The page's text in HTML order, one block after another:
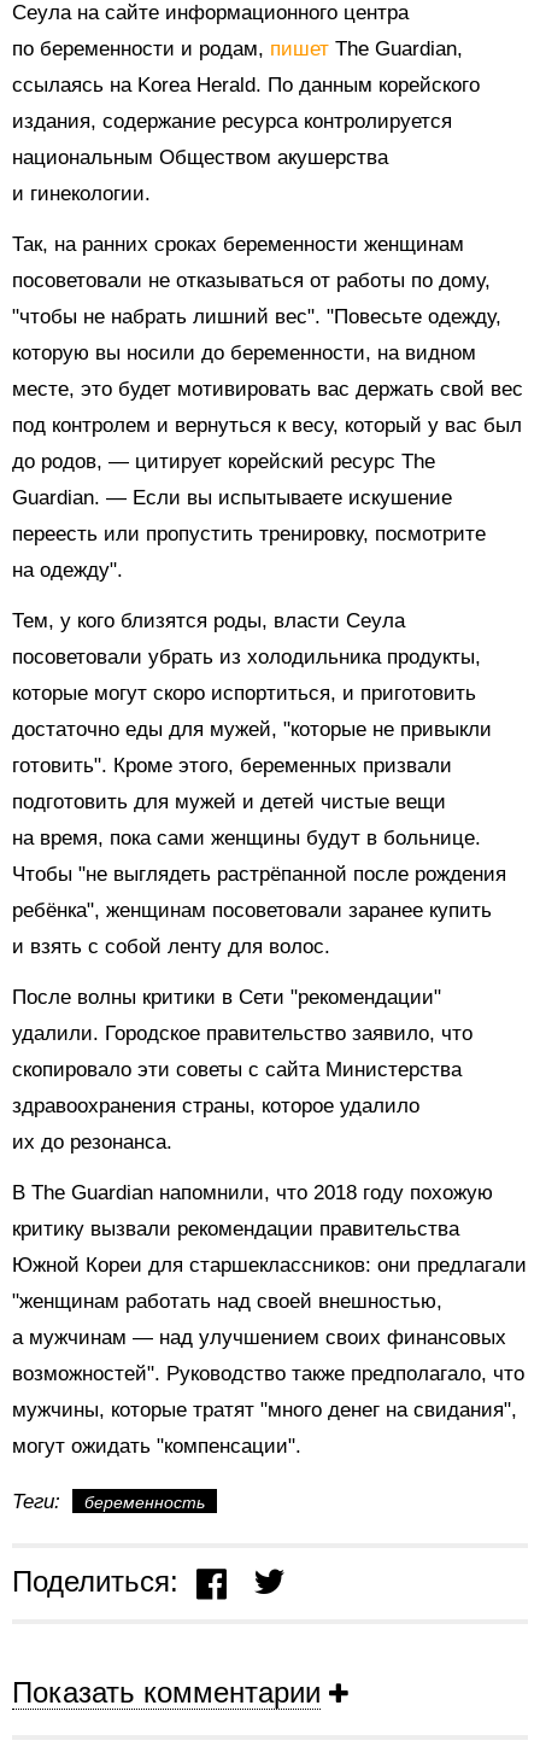
Сеула на сайте информационного центра
по беременности и родам, пишет The Guardian,
ссылаясь на Korea Herald. По данным корейского
издания, содержание ресурса контролируется
национальным Обществом акушерства
и гинекологии.
Так, на ранних сроках беременности женщинам
посоветовали не отказываться от работы по дому,
"чтобы не набрать лишний вес". "Повесьте одежду,
которую вы носили до беременности, на видном
месте, это будет мотивировать вас держать свой вес
под контролем и вернуться к весу, который у вас был
до родов, — цитирует корейский ресурс The
Guardian. — Если вы испытываете искушение
переесть или пропустить тренировку, посмотрите
на одежду".
Тем, у кого близятся роды, власти Сеула
посоветовали убрать из холодильника продукты,
которые могут скоро испортиться, и приготовить
достаточно еды для мужей, "которые не привыкли
готовить". Кроме этого, беременных призвали
подготовить для мужей и детей чистые вещи
на время, пока сами женщины будут в больнице.
Чтобы "не выглядеть растрёпанной после рождения
ребёнка", женщинам посоветовали заранее купить
и взять с собой ленту для волос.
После волны критики в Сети "рекомендации"
удалили. Городское правительство заявило, что
скопировало эти советы с сайта Министерства
здравоохранения страны, которое удалило
их до резонанса.
В The Guardian напомнили, что 2018 году похожую
критику вызвали рекомендации правительства
Южной Кореи для старшеклассников: они предлагали
"женщинам работать над своей внешностью,
а мужчинам — над улучшением своих финансовых
возможностей". Руководство также предполагало, что
мужчины, которые тратят "много денег на свидания",
могут ожидать "компенсации".
Теги: беременность
Поделиться:
Показать комментарии